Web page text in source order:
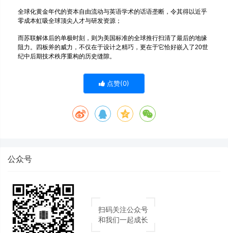
全球化黄金年代的资本自由流动与英语学术的话语垄断，令其得以近乎
零成本虹吸全球顶尖人才与研发资源；
而苏联解体后的单极时刻，则为美国标准的全球推行扫清了最后的地缘
阻力。四板斧的威力，不仅在于设计之精巧，更在于它恰好嵌入了20世
纪中后期技术秩序重构的历史缝隙。
点赞(0)
公众号
扫码关注公众号
和我们一起成长